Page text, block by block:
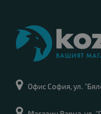
Офис София, ул.